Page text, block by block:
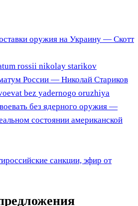
оружия на Украину — Скотт
России — Николай Стариков
без ядерного оружия —
состоянии американской
санкции, эфир от